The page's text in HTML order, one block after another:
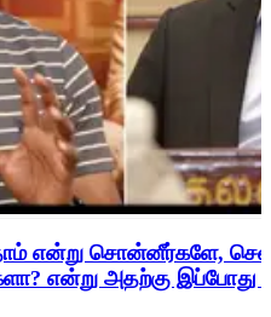
என்று சொன்னீர்களே,
என்று அதற்கு